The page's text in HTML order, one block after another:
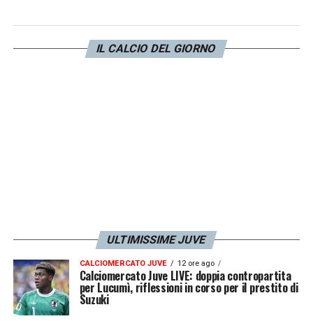
valida risorsa ma soltanto a gara in corso
IL CALCIO DEL GIORNO
ULTIMISSIME JUVE
CALCIOMERCATO JUVE 12 ore ago
Calciomercato Juve LIVE: doppia contropartita
per Lucumì, riflessioni in corso per il prestito di
Suzuki